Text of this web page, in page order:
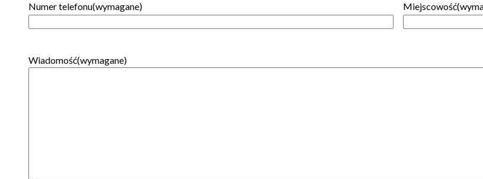
Numer telefonu(wymagane) Miejscowość
Wiadomość(wymagane)